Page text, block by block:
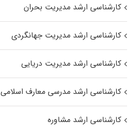
کارشناسی ارشد مدیریت بحران
کارشناسی ارشد مدیریت جهانگردی
کارشناسی ارشد مدیریت دریایی
کارشناسی ارشد مدرسی معارف اسلامی
کارشناسی ارشد مشاوره